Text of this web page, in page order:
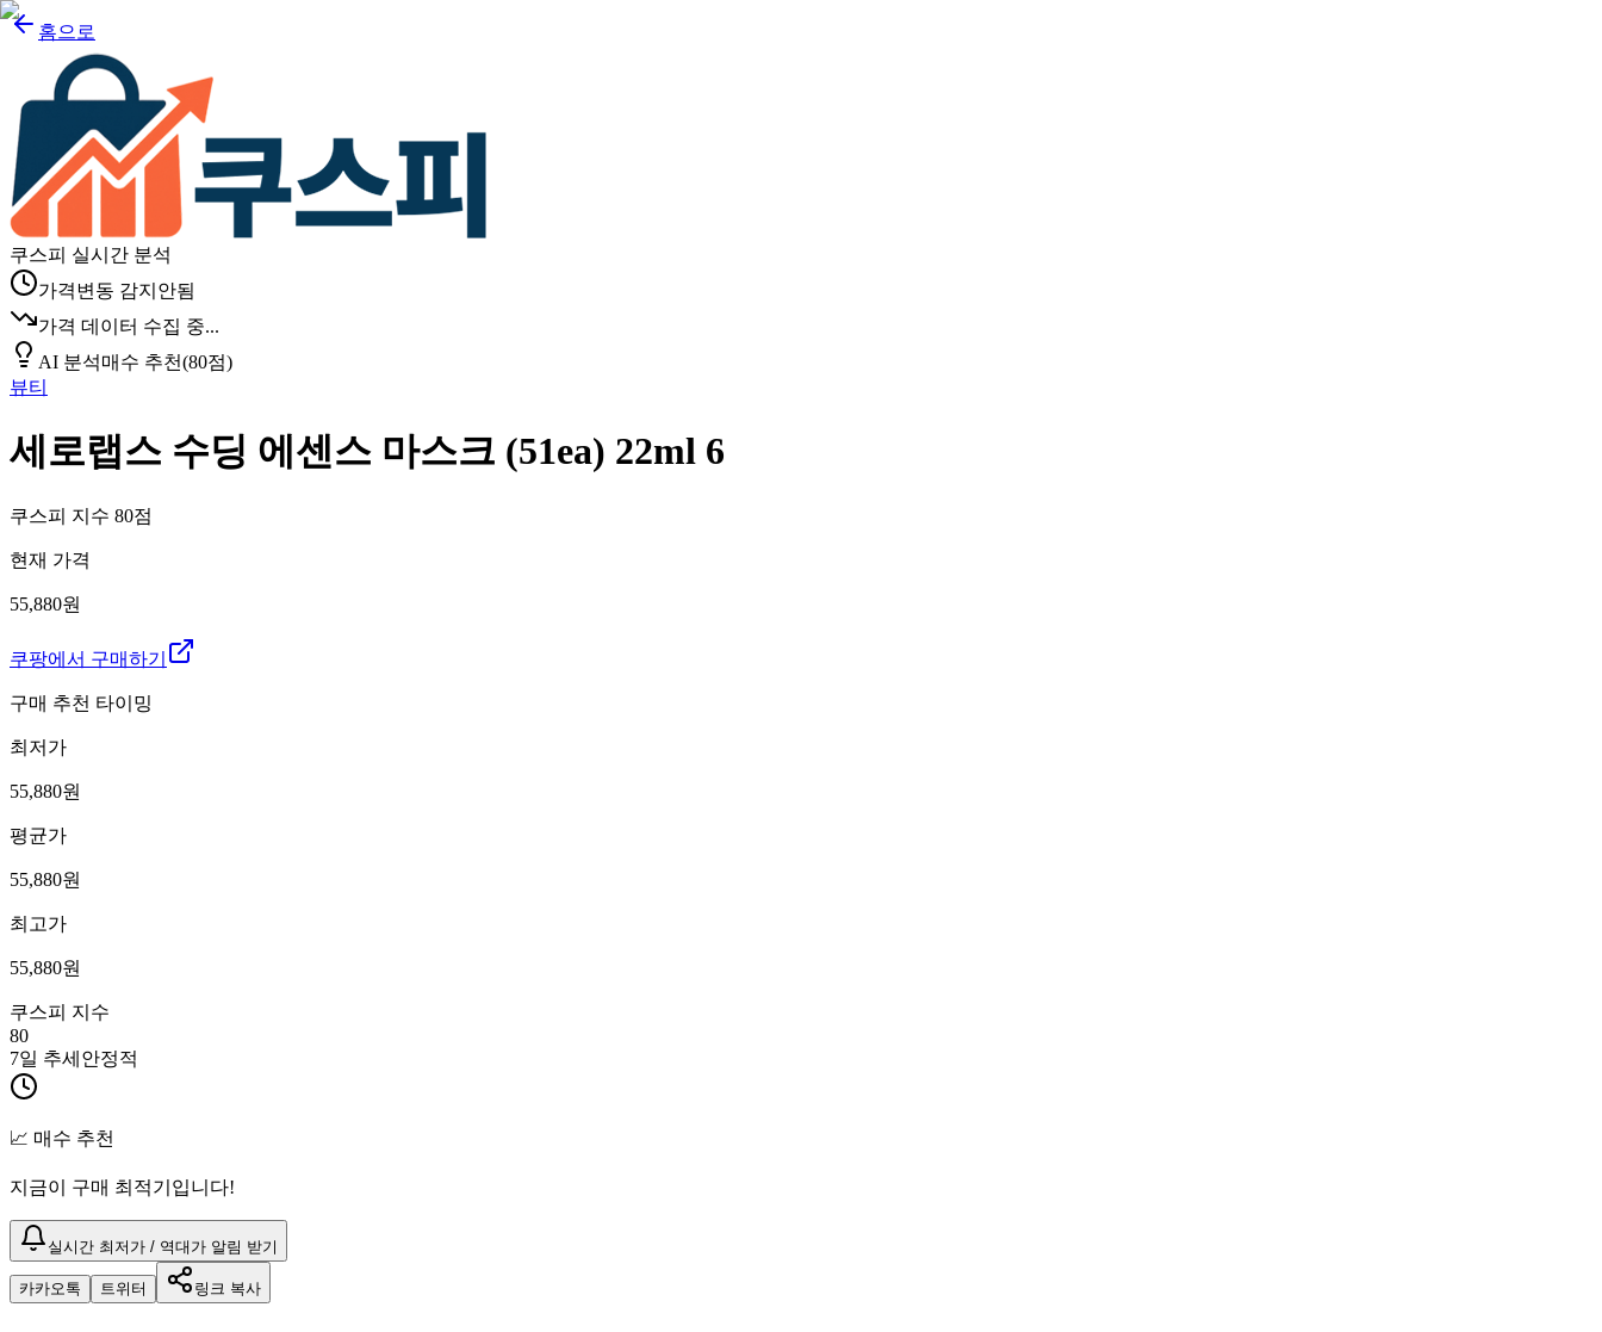
홈으로
쿠스피 실시간 분석
가격변동 감지안됨
가격 데이터 수집 중...
AI 분석매수 추천(80점)
뷰티
세로랩스 수딩 에센스 마스크 (51ea) 22ml 6
쿠스피 지수 80점
현재 가격
55,880원
쿠팡에서 구매하기
구매 추천 타이밍
최저가
55,880원
평균가
55,880원
최고가
55,880원
쿠스피 지수
80
7일 추세 안정적
📈 매수 추천
지금이 구매 최적기입니다!
실시간 최저가 / 역대가 알림 받기
카카오톡 트위터 링크 복사